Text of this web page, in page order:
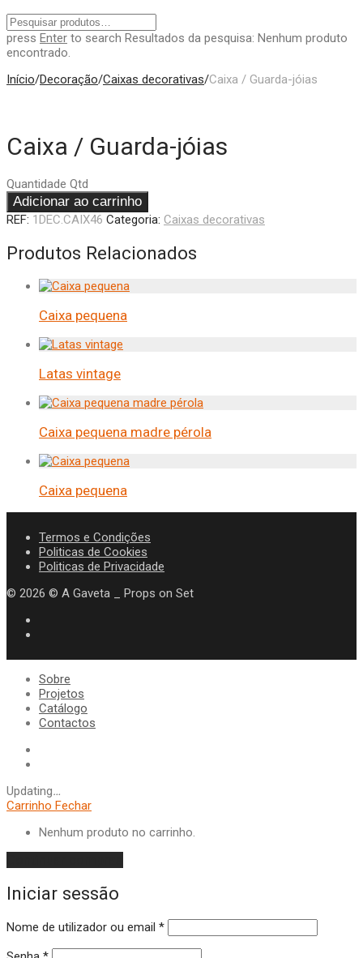
press Enter to search Resultados da pesquisa: Nenhum produto
encontrado.
Início/Decoração/Caixas decorativas/Caixa / Guarda-jóias
Caixa / Guarda-jóias
Quantidade Qtd
Adicionar ao carrinho
REF: 1DEC.CAIX46 Categoria: Caixas decorativas
Produtos Relacionados
Caixa pequena
Latas vintage
Caixa pequena madre pérola
Caixa pequena
Termos e Condições
Politicas de Cookies
Politicas de Privacidade
© 2026 © A Gaveta _ Props on Set
Sobre
Projetos
Catálogo
Contactos
Updating…
Carrinho Fechar
Nenhum produto no carrinho.
Iniciar sessão
Nome de utilizador ou email *Obrigatório
Obrigatório